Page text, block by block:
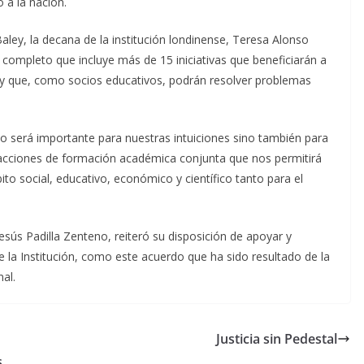
la decana de la institución londinense, Teresa Alonso
que incluye más de 15 iniciativas que beneficiarán a
que, como socios educativos, podrán resolver problemas
será importante para nuestras intuiciones sino también para
de formación académica conjunta que nos permitirá
social, educativo, económico y científico tanto para el
Padilla Zenteno, reiteró su disposición de apoyar y
la Institución, como este acuerdo que ha sido resultado de la
Justicia sin Pedestal